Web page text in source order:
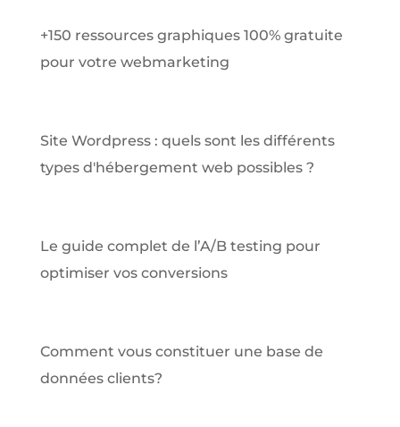
+150 ressources graphiques 100% gratuite
pour votre webmarketing
Site Wordpress : quels sont les différents
types d'hébergement web possibles ?
Le guide complet de l’A/B testing pour
optimiser vos conversions
Comment vous constituer une base de
données clients?